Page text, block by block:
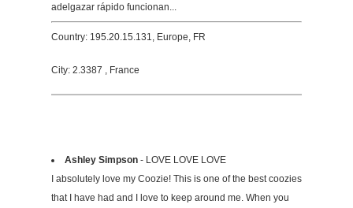
adelgazar rápido funcionan...
Country: 195.20.15.131, Europe, FR
City: 2.3387 , France
Ashley Simpson - LOVE LOVE LOVE
I absolutely love my Coozie! This is one of the best coozies
that I have had and I love to keep around me. When you